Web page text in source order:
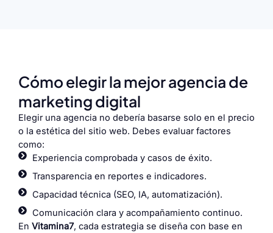
Cómo elegir la mejor agencia de
marketing digital
Elegir una agencia no debería basarse solo en el precio
o la estética del sitio web. Debes evaluar factores
como:
Experiencia comprobada y casos de éxito.
Transparencia en reportes e indicadores.
Capacidad técnica (SEO, IA, automatización).
Comunicación clara y acompañamiento continuo.
En Vitamina7, cada estrategia se diseña con base en